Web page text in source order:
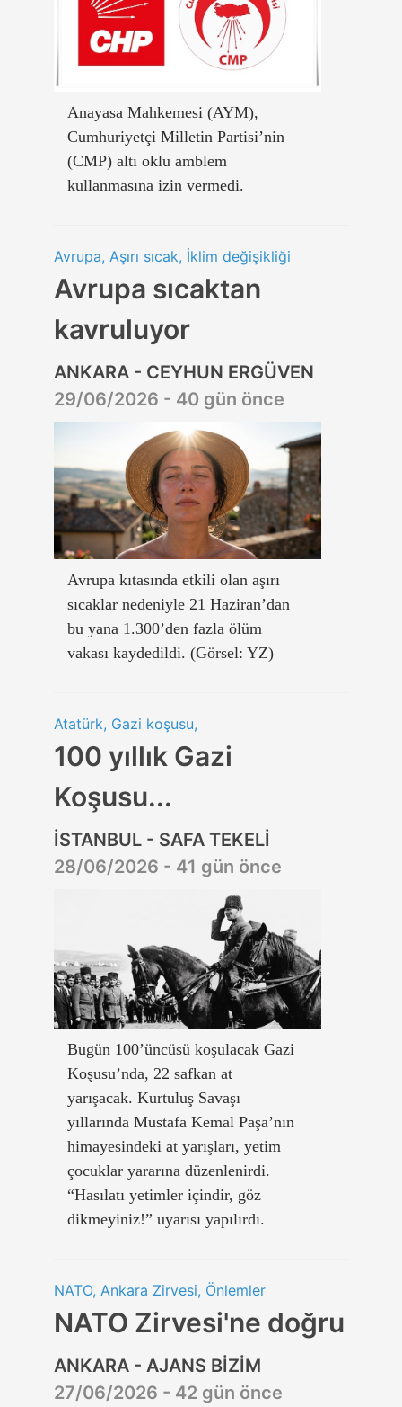
Anayasa Mahkemesi (AYM),
Cumhuriyetçi Milletin Partisi’nin
(CMP) altı oklu amblem
kullanmasına izin vermedi.
Avrupa, Aşırı sıcak, İklim değişikliği
Avrupa sıcaktan
kavruluyor
ANKARA - CEYHUN ERGÜVEN
29/06/2026 - 40 gün önce
Avrupa kıtasında etkili olan aşırı
sıcaklar nedeniyle 21 Haziran’dan
bu yana 1.300’den fazla ölüm
vakası kaydedildi. (Görsel: YZ)
Atatürk, Gazi koşusu,
100 yıllık Gazi
Koşusu...
İSTANBUL - SAFA TEKELİ
28/06/2026 - 41 gün önce
Bugün 100’üncüsü koşulacak Gazi
Koşusu’nda, 22 safkan at
yarışacak. Kurtuluş Savaşı
yıllarında Mustafa Kemal Paşa’nın
himayesindeki at yarışları, yetim
çocuklar yararına düzenlenirdi.
“Hasılatı yetimler içindir, göz
dikmeyiniz!” uyarısı yapılırdı.
NATO, Ankara Zirvesi, Önlemler
NATO Zirvesi'ne doğru
ANKARA - AJANS BİZİM
27/06/2026 - 42 gün önce